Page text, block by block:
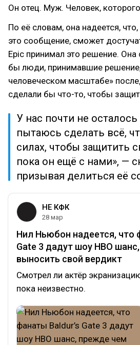
Он отец. Муж. Человек,
По её словам, она надеется,
это сообщение, сможет
Epic принимал это решение. Она
бы люди, принимавшие
человеческом масштабе»
сделали бы что-то, чтобы
У нас почти не
пытаюсь сделать всё,
силах, чтобы защитить
пока он ещё с нами», —
призывая делиться её
НЕ КФК
28 мар
Нил Ньюбон надеется, что
Gate 3 дадут шоу HBO
выносить свой вердикт
Смотрел ли актёр
пока неизвестно.